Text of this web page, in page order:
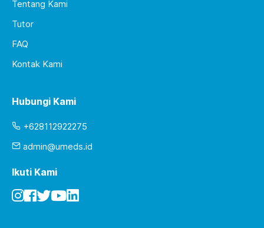
Tentang Kami
Tutor
FAQ
Kontak Kami
Hubungi Kami
+628112922275
admin@umeds.id
Ikuti Kami